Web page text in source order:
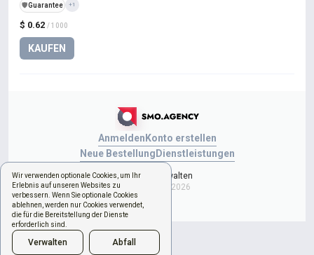
Wir verwenden optionale Cookies, um Ihr
Erlebnis auf unseren Websites zu
verbessern. Wenn Sie optionale Cookies
ablehnen, werden nur Cookies verwendet,
die für die Bereitstellung der Dienste
erforderlich sind.
Verwalten Abfall
$ 0.62 / 1000
KAUFEN
️🛡️Guarantee +1
Anmelden Konto erstellen
Neue Bestellung Dienstleistungen
Cookies verwalten
Copyright © 2026